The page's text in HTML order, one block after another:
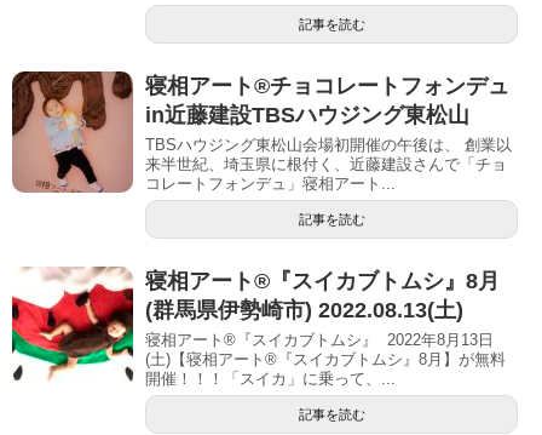
記事を読む
寝相アート®︎チョコレートフォンデュ
in近藤建設TBSハウジング東松山
TBSハウジング東松山会場初開催の午後は、 創業以
来半世紀、埼玉県に根付く、近藤建設さんで「チョ
コレートフォンデュ」寝相アート...
記事を読む
寝相アート®︎『スイカブトムシ』8月
(群馬県伊勢崎市) 2022.08.13(土)
寝相アート®『スイカブトムシ』 2022年8月13日
(土)【寝相アート®︎『スイカブトムシ』8月】が無料
開催！！！「スイカ」に乗って、...
記事を読む